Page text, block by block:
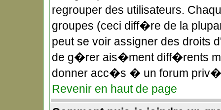
regrouper des utilisateurs.
groupes (ceci diff�re de la
peut se voir assigner des droits
de g�rer ais�ment diff�rents
donner acc�s � un forum
Revenir en haut de page